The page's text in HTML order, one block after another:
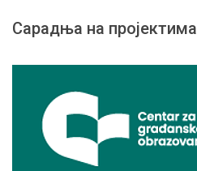
Сарадња на пројектима